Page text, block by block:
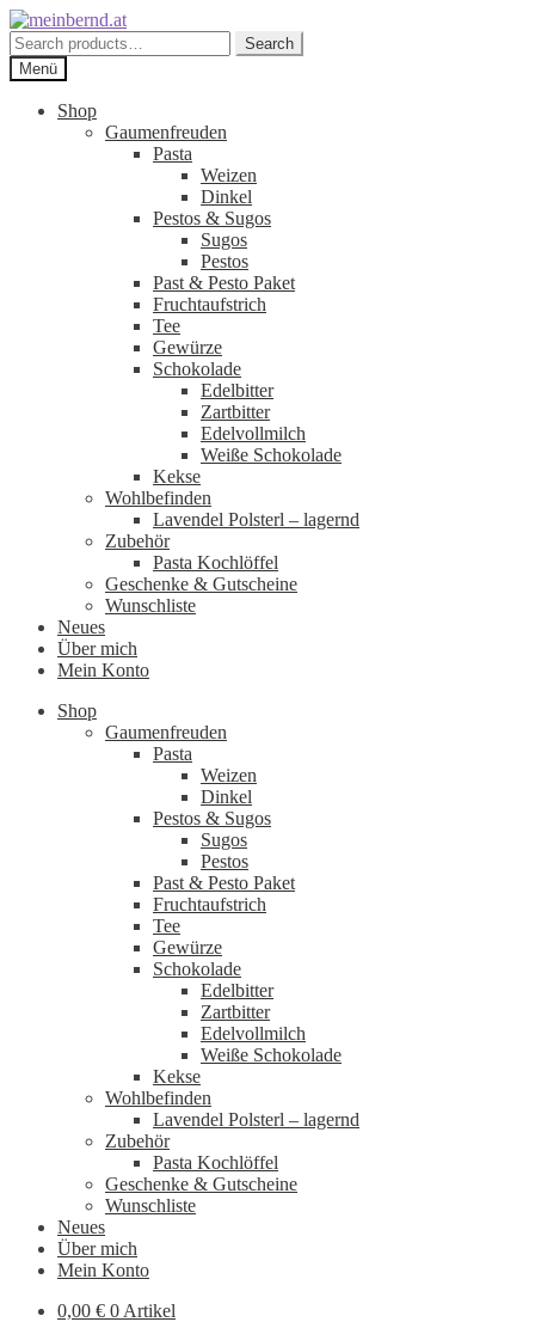
Zur
Navigation
springen
Zum
Inhalt
springen
Search
for:
Search
Menü
Shop
Gaumenfreuden
Pasta
Weizen
Dinkel
Pestos & Sugos
Sugos
Pestos
Past & Pesto Paket
Fruchtaufstrich
Tee
Gewürze
Schokolade
Edelbitter
Zartbitter
Edelvollmilch
Weiße Schokolade
Kekse
Wohlbefinden
Lavendel Polsterl – lagernd
Zubehör
Pasta Kochlöffel
Geschenke & Gutscheine
Wunschliste
Neues
Über mich
Mein Konto
Shop
Gaumenfreuden
Pasta
Weizen
Dinkel
Pestos & Sugos
Sugos
Pestos
Past & Pesto Paket
Fruchtaufstrich
Tee
Gewürze
Schokolade
Edelbitter
Zartbitter
Edelvollmilch
Weiße Schokolade
Kekse
Wohlbefinden
Lavendel Polsterl – lagernd
Zubehör
Pasta Kochlöffel
Geschenke & Gutscheine
Wunschliste
Neues
Über mich
Mein Konto
0,00 € 0 Artikel